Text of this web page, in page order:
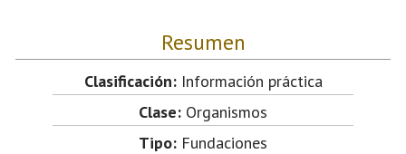
Resumen
Clasificación:Información práctica
Clase: Organismos
Tipo: Fundaciones